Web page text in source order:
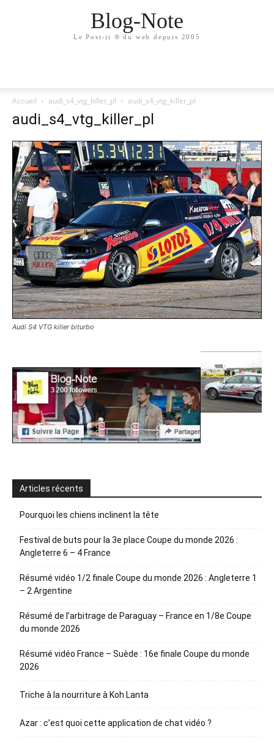
Blog-Note
Le Post-it ® du web depuis 2005
Accueil audi_s4_vtg_killer_pl audi_s4_vtg_killer_pl
audi_s4_vtg_killer_pl
Audi S4 VTG killer biturbo
Articles récents
Pourquoi les chiens inclinent la tête
Festival de buts pour la 3e place Coupe du monde 2026 :
Angleterre 6 – 4 France
Résumé vidéo 1/2 finale Coupe du monde 2026 : Angleterre 1
– 2 Argentine
Résumé de l’arbitrage de Paraguay – France en 1/8e Coupe
du monde 2026
Résumé vidéo France – Suède : 16e finale Coupe du monde
2026
Triche à la nourriture à Koh Lanta
Azar : c’est quoi cette application de chat vidéo ?